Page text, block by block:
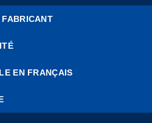
FABRICANT
EN FRANÇAIS